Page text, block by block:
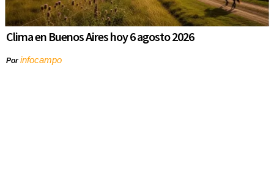
Clima en Buenos Aires hoy 6 agosto 2026
Porinfocampo